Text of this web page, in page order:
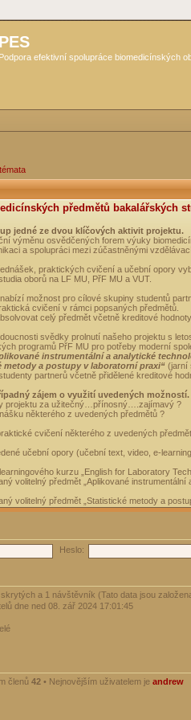
PES
Podpora efektivní spolupráce biomedicínských
předmětů bakalářských
jedné ze dvou klíčových aktivit projektu.
výměnu osvědčených forem výuky
a spolupráci mezi zúčastněnými
praktických cvičení a učební opory
oborů na LF MU, PřF MU a VUT.
možnost pro cílové skupiny studentů
cvičení v rámci popsaných předmětů.
celý předmět včetně kreditové
svědky prolnutí našeho projektu s
programů PřF MU pro potřeby moderní
instrumentální a analytické
metody a postupy v laboratorní praxi“ (jarní
partnerů včetně přidělené kreditové
zájem o využití uvedených možností.
projektu za užitečný…přínosný….zajímavý ?
některého z uvedených předmětů ?
cvičení některého z uvedených
učební opory (učební text, video, e-
kurzu „English for Laboratory
volitelný předmět „Aplikované
volitelný předmět „Statistické metody a
Heslo:
a 1 návštěvník (Tato data jsou
dne ned 08. zář 2024 17:01:45
členů 42 • Nejnovějším uživatelem je andrew